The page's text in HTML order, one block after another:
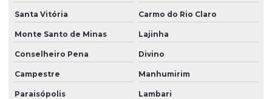
Santa Vitória Carmo do Rio Claro
Monte Santo de Minas Lajinha
Conselheiro Pena Divino
Campestre Manhumirim
Paraisópolis Lambari